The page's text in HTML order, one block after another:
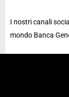
I nostri canali
mondo Banca